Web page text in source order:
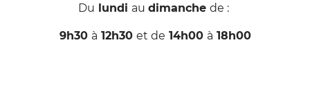
Du lundi au dimanche de :
9h30 à 12h30 et de 14h00 à 18h00